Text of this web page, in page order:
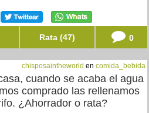
Rata (47) 0
chisposaintheworld en comida_bebida
cuando se acaba el agua
comprado las rellenamos
¿Ahorrador o rata?